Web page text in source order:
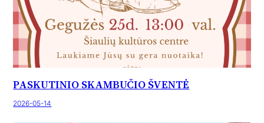
PASKUTINIO SKAMBUČIO ŠVENTĖ
2026-05-14